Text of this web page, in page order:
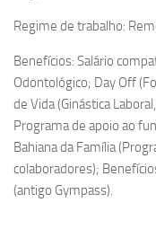
Regime de trabalho:
Benefícios: Salário
Odontológico; Day Off
de Vida (Ginástica
Programa de apoio ao
Bahiana da Família
colaboradores);
(antigo Gympass).